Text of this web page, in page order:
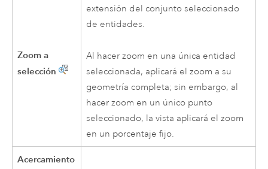
Zoom a
selección
extensión del conjunto seleccionado
de entidades.
Al hacer zoom en una única entidad
seleccionada, aplicará el zoom a su
geometría completa; sin embargo, al
hacer zoom en un único punto
seleccionado, la vista aplicará el zoom
en un porcentaje fijo.
Acercamiento